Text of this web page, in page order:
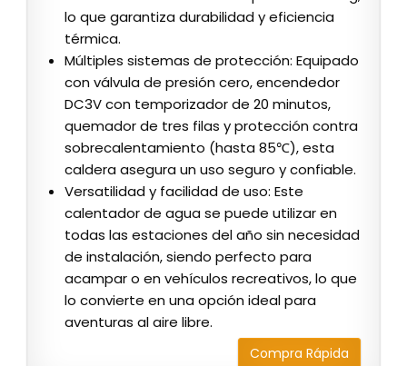
lo que garantiza durabilidad y eficiencia
térmica.
Múltiples sistemas de protección: Equipado
con válvula de presión cero, encendedor
DC3V con temporizador de 20 minutos,
quemador de tres filas y protección contra
sobrecalentamiento (hasta 85℃), esta
caldera asegura un uso seguro y confiable.
Versatilidad y facilidad de uso: Este
calentador de agua se puede utilizar en
todas las estaciones del año sin necesidad
de instalación, siendo perfecto para
acampar o en vehículos recreativos, lo que
lo convierte en una opción ideal para
aventuras al aire libre.
Compra Rápida